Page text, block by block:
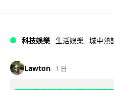
科技娛樂 生活娛樂 城中熱
Lawton 1 日